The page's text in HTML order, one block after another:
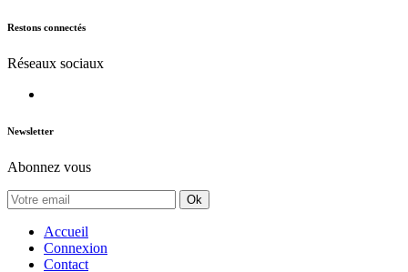
Restons connectés
Réseaux sociaux
Newsletter
Abonnez vous
Ok
Accueil
Connexion
Contact